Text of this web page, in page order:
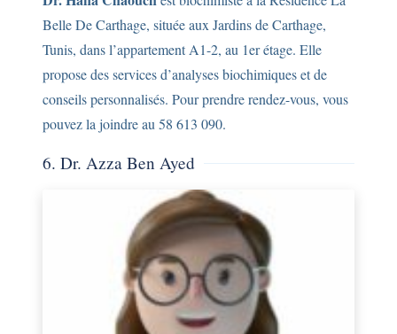
Belle De Carthage, située aux Jardins de Carthage,
Tunis, dans l’appartement A1-2, au 1er étage. Elle
propose des services d’analyses biochimiques et de
conseils personnalisés. Pour prendre rendez-vous, vous
pouvez la joindre au 58 613 090.
6. Dr. Azza Ben Ayed